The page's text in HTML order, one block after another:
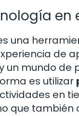
en
una
de
un mundo de
es utilizar
en
que